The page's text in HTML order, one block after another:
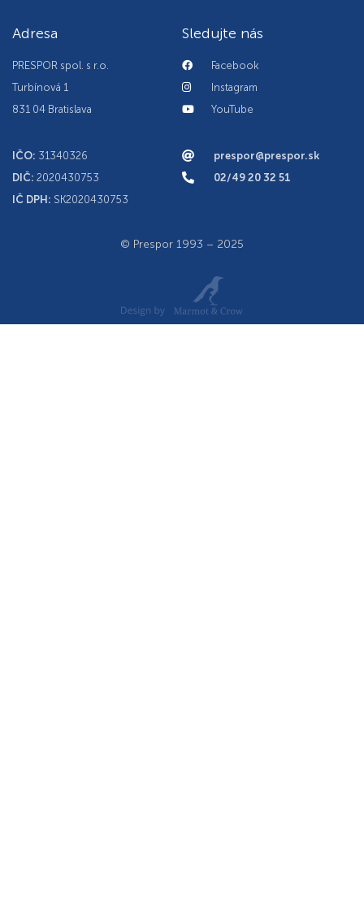
Adresa
PRESPOR spol. s r.o.
Turbínová 1
831 04 Bratislava
IČO: 31340326
DIČ: 2020430753
IČ DPH: SK2020430753
Sledujte nás
Facebook
Instagram
YouTube
prespor@prespor.sk
02/49 20 32 51
© Prespor 1993 – 2025